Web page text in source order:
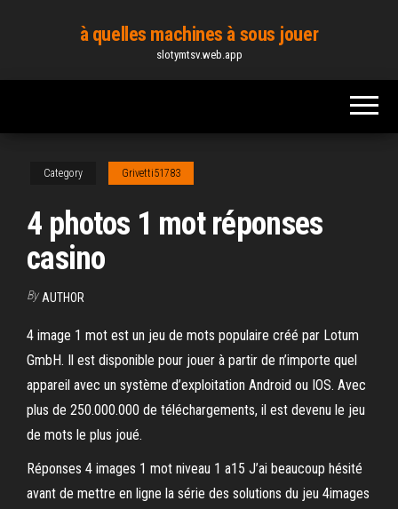
content
à quelles machines à sous jouer
slotymtsv.web.app
Category Grivetti51783
4 photos 1 mot réponses
casino
By AUTHOR
4 image 1 mot est un jeu de mots populaire créé par Lotum
GmbH. Il est disponible pour jouer à partir de n’importe quel
appareil avec un système d’exploitation Android ou IOS. Avec
plus de 250.000.000 de téléchargements, il est devenu le jeu
de mots le plus joué.
Réponses 4 images 1 mot niveau 1 a15 J’ai beaucoup hésité
avant de mettre en ligne la série des solutions du jeu 4images